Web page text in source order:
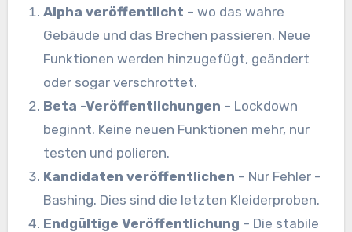
Alpha veröffentlicht – wo das wahre
Gebäude und das Brechen passieren. Neue
Funktionen werden hinzugefügt, geändert
oder sogar verschrottet.
Beta -Veröffentlichungen – Lockdown
beginnt. Keine neuen Funktionen mehr, nur
testen und polieren.
Kandidaten veröffentlichen – Nur Fehler -
Bashing. Dies sind die letzten Kleiderproben.
Endgültige Veröffentlichung – Die stabile